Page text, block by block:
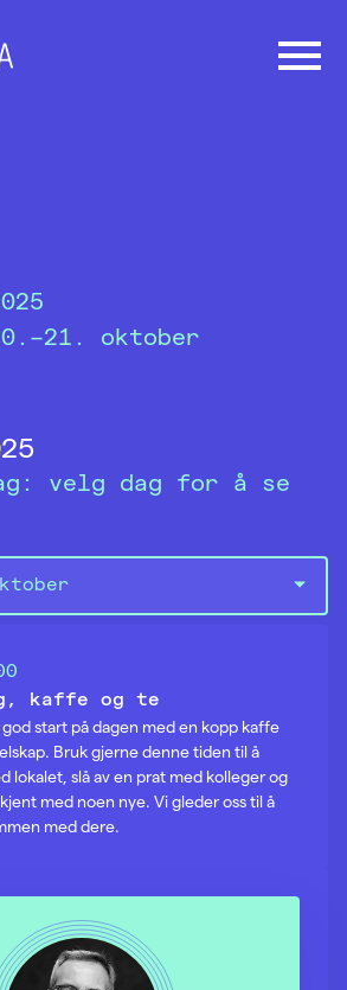
oktober
velg dag for å se
kaffe og te
start på dagen med en kopp kaffe
Bruk gjerne denne tiden til å
lokalet, slå av en prat med kolleger og
med noen nye. Vi gleder oss til å
med dere.